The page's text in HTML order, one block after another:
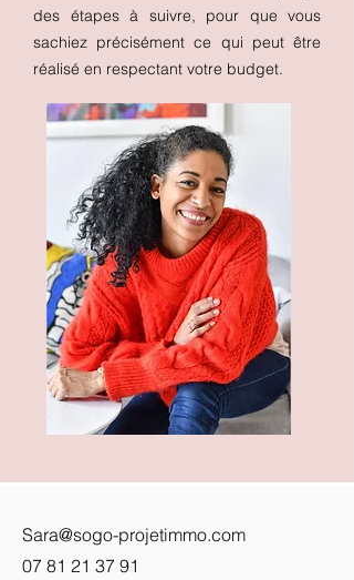
des étapes à suivre, pour que vous
sachiez précisément ce qui peut être
réalisé en respectant votre budget.
Sara@sogo-projetimmo.com
07 81 21 37 91